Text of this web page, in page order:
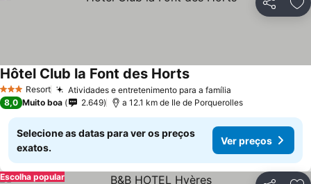
Partilhar
3 EstrelasResort Atividades e entretenimento para a família
Hôtel Club la Font des Horts
8,0 Muito boa 2.649 a 12.1 km de Ile de Porquerolles
Selecione as datas para ver os preços
exatos.
Ver preços
Escolha popular